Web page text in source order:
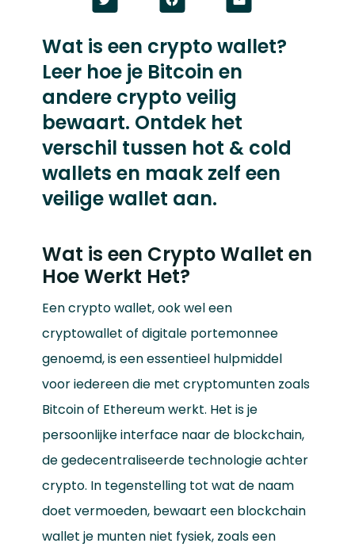
Wat is een crypto wallet?
Leer hoe je Bitcoin en
andere crypto veilig
bewaart. Ontdek het
verschil tussen hot & cold
wallets en maak zelf een
veilige wallet aan.
to
Twitter
(Opens
new
window)
to
Facebook
(Opens
in
new
window)
to
link
Wat is een Crypto Wallet en
Hoe Werkt Het?
Een crypto wallet, ook wel een
cryptowallet of digitale portemonnee
genoemd, is een essentieel hulpmiddel
voor iedereen die met cryptomunten zoals
Bitcoin of Ethereum werkt. Het is je
persoonlijke interface naar de blockchain,
de gedecentraliseerde technologie achter
crypto. In tegenstelling tot wat de naam
doet vermoeden, bewaart een blockchain
wallet je munten niet fysiek, zoals een